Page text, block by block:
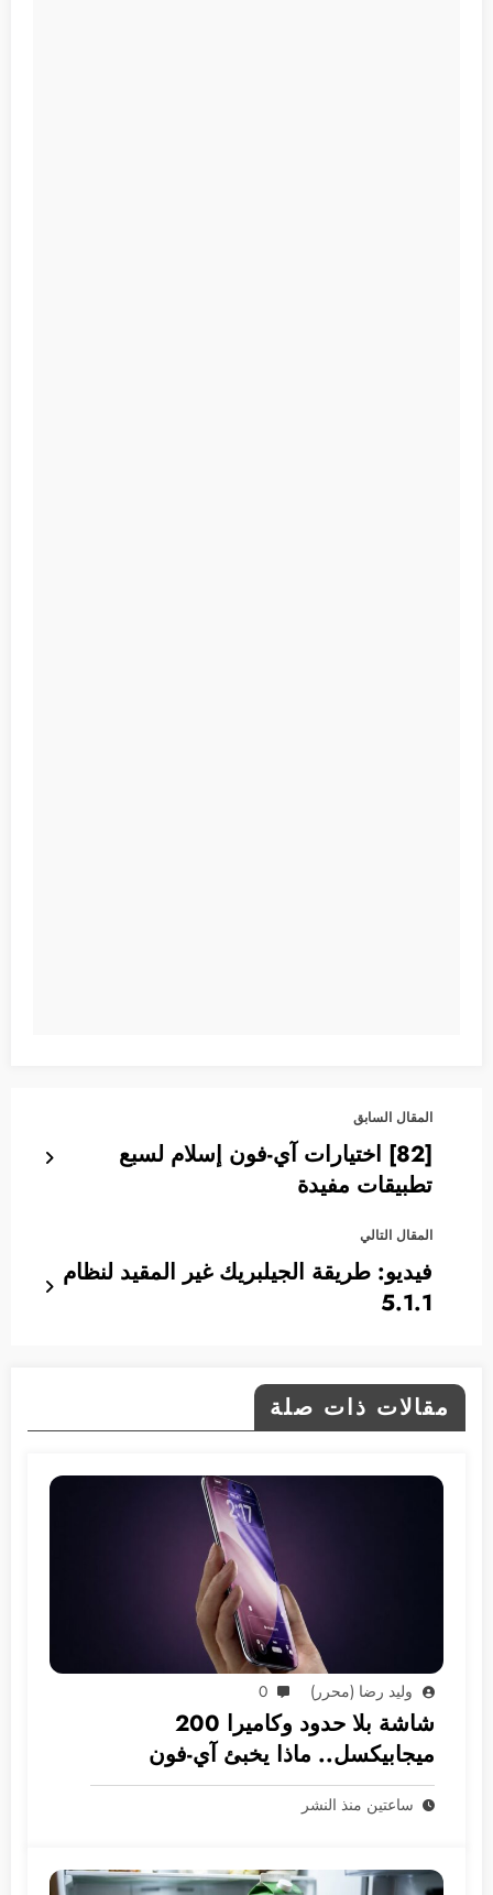
المقال السابق
[82] اختيارات آي-فون إسلام لسبع
تطبيقات مفيدة
المقال التالي
فيديو: طريقة الجيلبريك غير المقيد لنظام
5.1.1
مقالات ذات صلة
وليد رضا (محرر) 0
شاشة بلا حدود وكاميرا 200
ميجابيكسل.. ماذا يخبئ آي-فون
2028؟
ساعتين منذ النشر